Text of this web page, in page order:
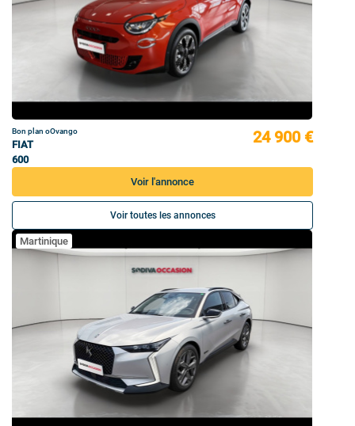
Bon plan oOvango
FIAT
600
24 900 €
Voir l'annonce
Voir toutes les annonces
Martinique